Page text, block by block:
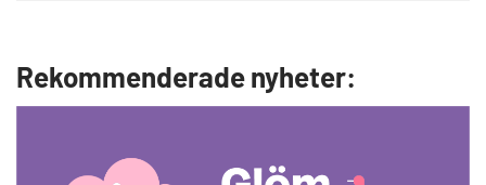
Rekommenderade nyheter: